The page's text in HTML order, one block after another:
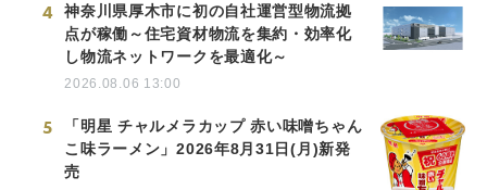
4
神奈川県厚木市に初の自社運営型物流拠
点が稼働～住宅資材物流を集約・効率化
し物流ネットワークを最適化～
2026.08.06 13:00
5
「明星 チャルメラカップ 赤い味噌ちゃん
こ味ラーメン」2026年8月31日(月)新発
売